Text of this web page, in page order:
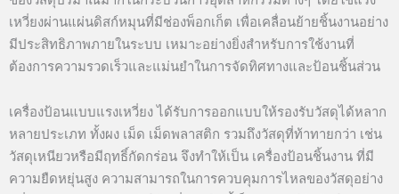
เหวี่ยงผ่านแผ่นดิสก์หมุนที่มีช่องพ็อกเก็ต เพื่อเคลื่อนย้ายชิ้นงานอย่าง
มีประสิทธิภาพภายในระบบ เหมาะอย่างยิ่งสำหรับการใช้งานที่
ต้องการความรวดเร็วและแม่นยำในการจัดทิศทางและป้อนชิ้นส่วน
เครื่องป้อนแบบแรงเหวี่ยง ได้รับการออกแบบให้รองรับวัสดุได้หลาก
หลายประเภท ทั้งผง เม็ด เม็ดพลาสติก รวมถึงวัสดุที่ท้าทายกว่า เช่น
วัสดุเหนียวหรือมีฤทธิ์กัดกร่อน จึงทำให้เป็น เครื่องป้อนชิ้นงาน ที่มี
ความยืดหยุ่นสูง ความสามารถในการควบคุมการไหลของวัสดุอย่าง